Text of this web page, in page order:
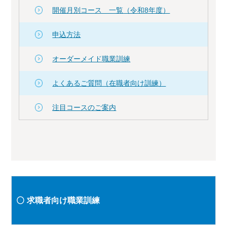
開催月別コース 一覧（令和8年度）
申込方法
オーダーメイド職業訓練
よくあるご質問（在職者向け訓練）
注目コースのご案内
求職者向け職業訓練